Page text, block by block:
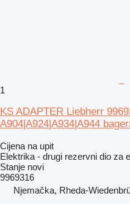
1
KS ADAPTER Liebherr
A904|A924|A934|A944
Cijena na upit
Elektrika - drugi rezervni dio za
Stanje novi
9969316
Njemačka, Rheda-